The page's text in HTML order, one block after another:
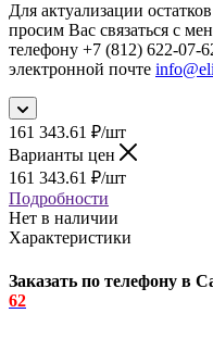
Для актуализации
просим Вас связаться с
телефону +7 (812) 622-07-
электронной почте
161 343.61 ₽/шт
Варианты цен
161 343.61 ₽/шт
Подробности
Нет в наличии
Характеристики
Заказать по телефону в
62